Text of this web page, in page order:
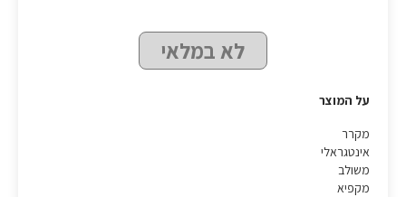
לא במלאי
על המוצר
מקרר
אינטגראלי
משולב
מקפיא